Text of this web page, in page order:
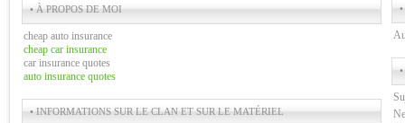
• À PROPOS DE MOI
cheap auto insurance
cheap car insurance
car insurance quotes
auto insurance quotes
• INFORMATIONS SUR LE CLAN ET SUR LE MATÉRIEL
•
•